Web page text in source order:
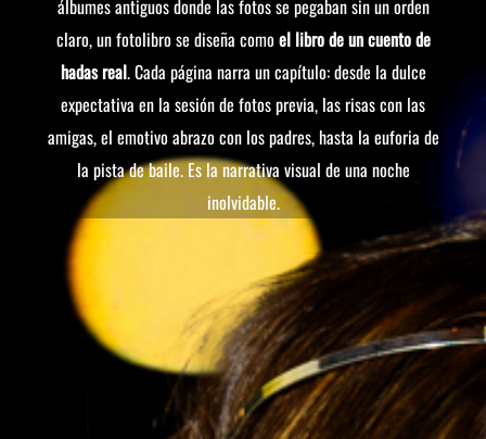
álbumes antiguos donde las fotos se pegaban sin un orden
claro, un fotolibro se diseña comoel libro de un cuento de
hadas real. Cada página narra un capítulo: desde la dulce
expectativa en la sesión de fotos previa, las risas con las
amigas, el emotivo abrazo con los padres, hasta la euforia de
la pista de baile. Es la narrativa visual de una noche
inolvidable.